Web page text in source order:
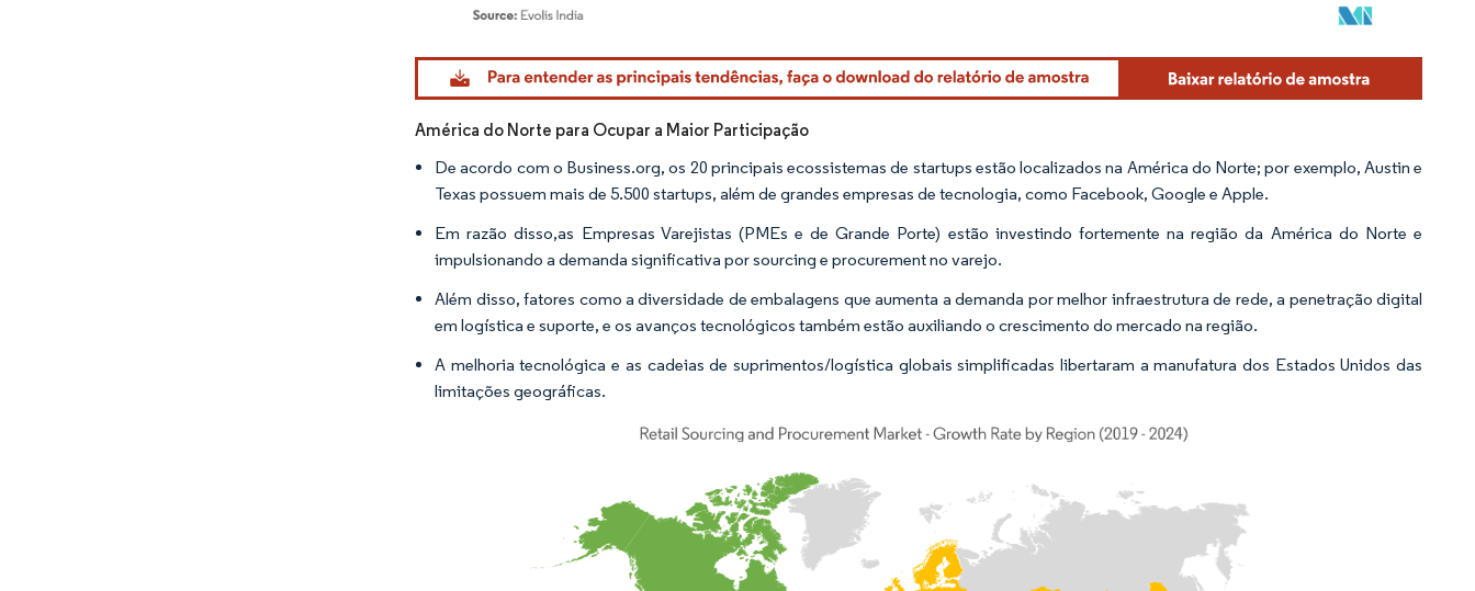
Imagem © Mordor Intelligence. O reuso requer atribuição conforme CC BY 4.0.
América do Norte para Ocupar a Maior Participação
De acordo com o Business.org, os 20 principais ecossistemas de startups estão localizados na América do Norte; por exemplo, Austin e
Texas possuem mais de 5.500 startups, além de grandes empresas de tecnologia, como Facebook, Google e Apple.
Em razão disso,as Empresas Varejistas (PMEs e de Grande Porte) estão investindo fortemente na região da América do Norte e
impulsionando a demanda significativa por sourcing e procurement no varejo.
Além disso, fatores como a diversidade de embalagens que aumenta a demanda por melhor infraestrutura de rede, a penetração digital
em logística e suporte, e os avanços tecnológicos também estão auxiliando o crescimento do mercado na região.
A melhoria tecnológica e as cadeias de suprimentos/logística globais simplificadas libertaram a manufatura dos Estados Unidos das
limitações geográficas.